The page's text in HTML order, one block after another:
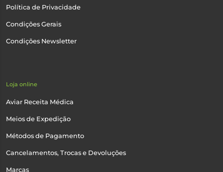
Política de Privacidade
Condições Gerais
Condições Newsletter
Loja online
Aviar Receita Médica
Meios de Expedição
Métodos de Pagamento
Cancelamentos, Trocas e Devoluções
Marcas